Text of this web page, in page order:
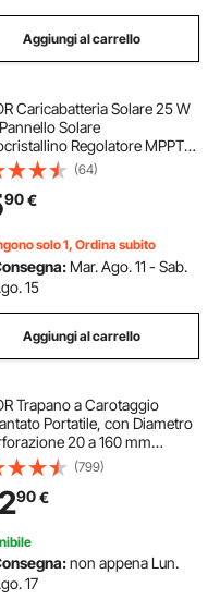
Aggiungi al carrello
Caricabatteria Solare 25 W
Solare
Regolatore MPPT
Staffa di Montaggio
Impermeabile IP67, Kit
Solare per Auto
Camper
(64)
90€
solo 1, Ordina subito
Mar. Ago. 11 - Sab.
15
Aggiungi al carrello
Trapano a Carotaggio
Portatile, con Diametro
20 a 160 mm
Carotatrice per
Robusto 2000 W con
Punta per Carotaggio,
Marmo
(799)
90€
non appena Lun.
17